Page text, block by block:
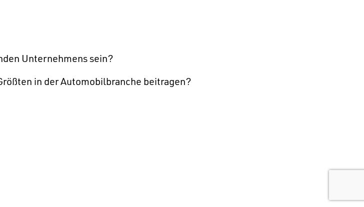
Unternehmens sein?
in der Automobilbranche beitragen?